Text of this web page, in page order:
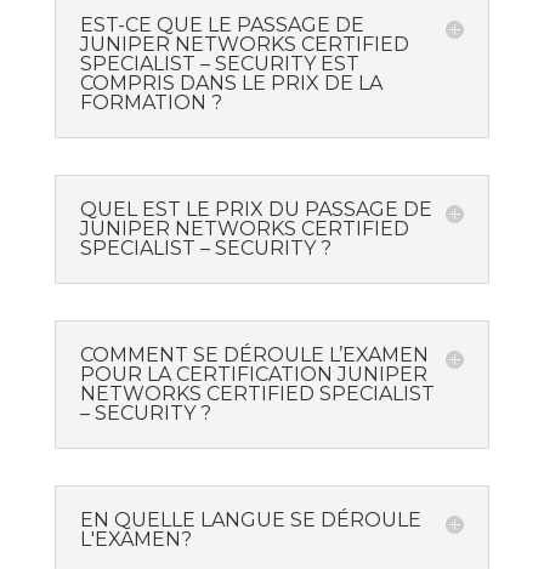
EST-CE QUE LE PASSAGE DE
JUNIPER NETWORKS CERTIFIED
SPECIALIST – SECURITY EST
COMPRIS DANS LE PRIX DE LA
FORMATION ?
QUEL EST LE PRIX DU PASSAGE DE
JUNIPER NETWORKS CERTIFIED
SPECIALIST – SECURITY ?
COMMENT SE DÉROULE L’EXAMEN
POUR LA CERTIFICATION JUNIPER
NETWORKS CERTIFIED SPECIALIST
– SECURITY ?
EN QUELLE LANGUE SE DÉROULE
L'EXAMEN?